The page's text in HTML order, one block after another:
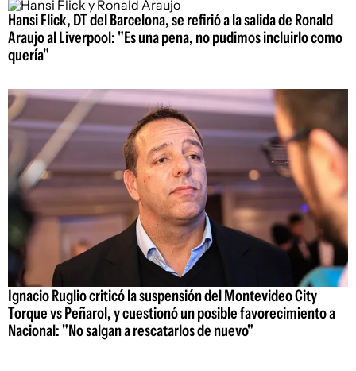
Hansi Flick, DT del Barcelona, se refirió a la salida de Ronald
Araujo al Liverpool: "Es una pena, no pudimos incluirlo como
quería"
Ignacio Ruglio criticó la suspensión del Montevideo City
Torque vs Peñarol, y cuestionó un posible favorecimiento a
Nacional: "No salgan a rescatarlos de nuevo"